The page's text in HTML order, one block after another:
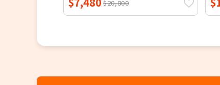
$20,800